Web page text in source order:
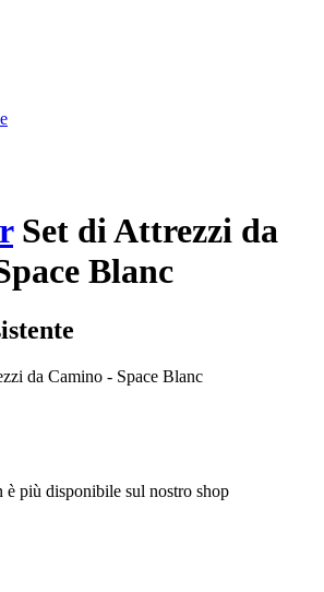
Set di Attrezzi da
Blanc
da Camino - Space Blanc
è più disponibile sul nostro shop